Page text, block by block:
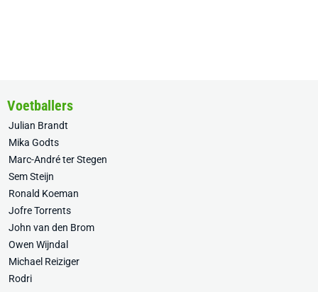
Voetballers
Julian Brandt
Mika Godts
Marc-André ter Stegen
Sem Steijn
Ronald Koeman
Jofre Torrents
John van den Brom
Owen Wijndal
Michael Reiziger
Rodri